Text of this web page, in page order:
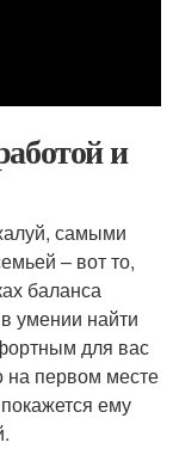
и
самыми
– вот то,
баланса
умении найти
для вас
на первом месте
ему